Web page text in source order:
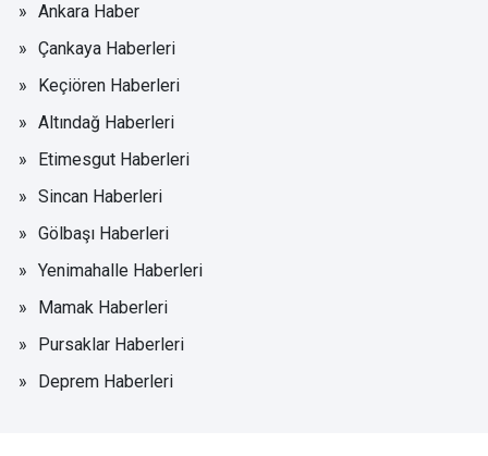
Ankara Haber
Çankaya Haberleri
Keçiören Haberleri
Altındağ Haberleri
Etimesgut Haberleri
Sincan Haberleri
Gölbaşı Haberleri
Yenimahalle Haberleri
Mamak Haberleri
Pursaklar Haberleri
Deprem Haberleri